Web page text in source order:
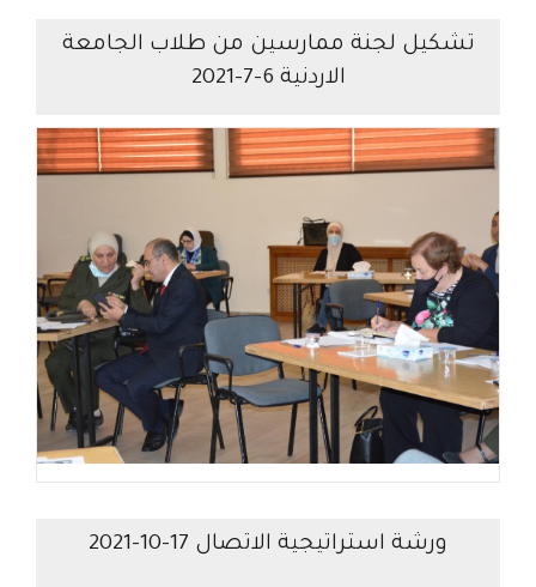
تشكيل لجنة ممارسين من طلاب الجامعة
الاردنية 6-7-2021
ورشة استراتيجية الاتصال 17-10-2021